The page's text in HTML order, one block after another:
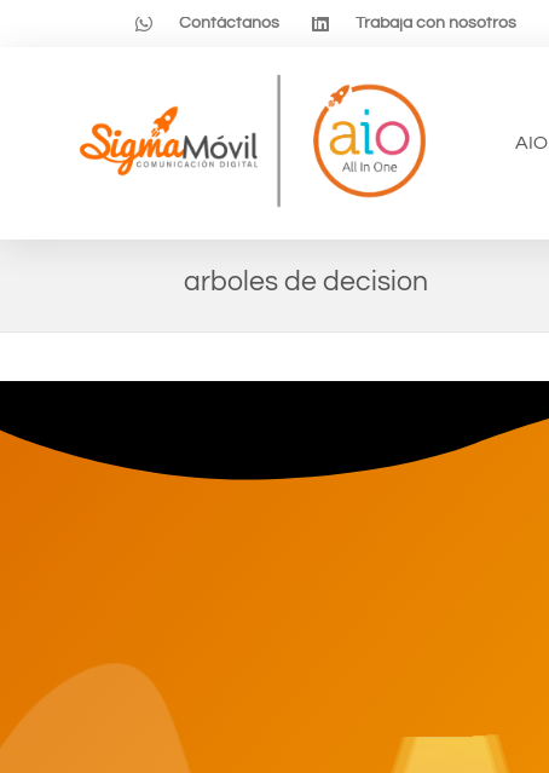
Contáctanos Trabaja con nosotros
AIO
arboles de decision